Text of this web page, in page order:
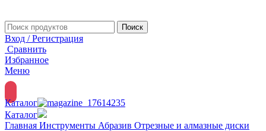
Поиск
Вход / Регистрация
Сравнить
Избранное
Меню
Каталог
Каталог
Главная Инструменты Абразив Отрезные и алмазные диски